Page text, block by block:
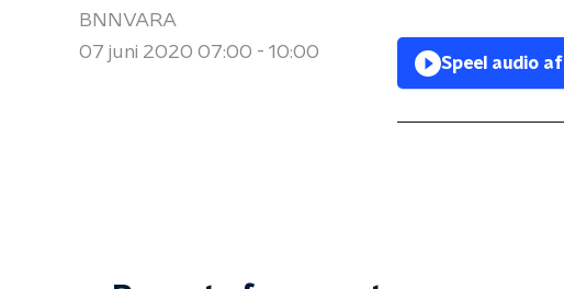
BNNVARA
07 juni 2020 07:00 - 10:00
Speel audio af